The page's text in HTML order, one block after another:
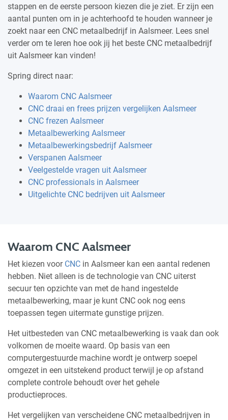
stappen en de eerste persoon kiezen die je ziet. Er zijn een
aantal punten om in je achterhoofd te houden wanneer je
zoekt naar een CNC metaalbedrijf in Aalsmeer. Lees snel
verder om te leren hoe ook jij het beste CNC metaalbedrijf
uit Aalsmeer kan vinden!
Spring direct naar:
Waarom CNC Aalsmeer
CNC draai en frees prijzen vergelijken Aalsmeer
CNC frezen Aalsmeer
Metaalbewerking Aalsmeer
Metaalbewerkingsbedrijf Aalsmeer
Verspanen Aalsmeer
Veelgestelde vragen uit Aalsmeer
CNC professionals in Aalsmeer
Uitgelichte CNC bedrijven uit Aalsmeer
Waarom CNC Aalsmeer
Het kiezen voor CNC in Aalsmeer kan een aantal redenen
hebben. Niet alleen is de technologie van CNC uiterst
secuur ten opzichte van met de hand ingestelde
metaalbewerking, maar je kunt CNC ook nog eens
toepassen tegen uitermate gunstige prijzen.
Het uitbesteden van CNC metaalbewerking is vaak dan ook
volkomen de moeite waard. Op basis van een
computergestuurde machine wordt je ontwerp soepel
omgezet in een uitstekend product terwijl je op afstand
complete controle behoudt over het gehele
productieproces.
Het vergelijken van verscheidene CNC metaalbedrijven in